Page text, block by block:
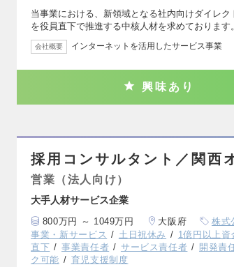
当事業における、新領域となる社内向けダイレ
を役員直下で推進する中核人材を求めておりま
会社概要 インターネットを活用したサービス事業
興味あり
採用コンサルタント／関西
営業（法人向け）
大手人材サービス企業
800万円 ～ 1049万円 大阪府 株式
事業・新サービス
土日祝休み 1億円以上資
直下
事業責任者 サービス責任者 開発責
ク可能
育児支援制度